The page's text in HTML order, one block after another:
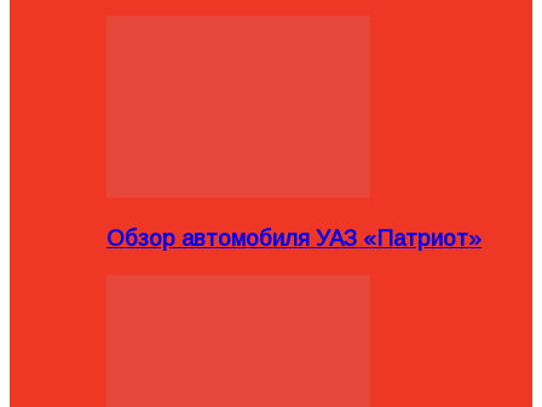
Обзор автомобиля УАЗ «Патриот»